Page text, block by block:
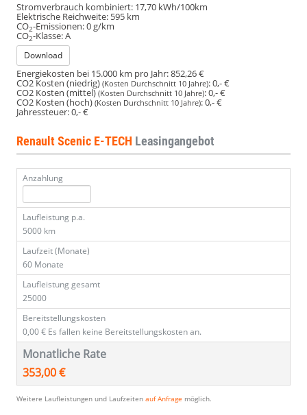
Stromverbrauch kombiniert: 17,70 kWh/100km
Elektrische Reichweite: 595 km
CO2-Emissionen:0 g/km
CO2-Klasse:A
Download
Energiekosten bei 15.000 km pro Jahr:852,26 €
CO2 Kosten (niedrig) (Kosten Durchschnitt 10 Jahre):0,- €
CO2 Kosten (mittel)(Kosten Durchschnitt 10 Jahre):0,- €
CO2 Kosten (hoch) (Kosten Durchschnitt 10 Jahre):0,- €
Jahressteuer:0,- €
Renault Scenic E-TECH Leasingangebot
Anzahlung
Laufleistung p.a.
5000 km
Laufzeit (Monate)
60 Monate
Laufleistung gesamt
25000
Bereitstellungskosten
0,00 € Es fallen keine Bereitstellungskosten an.
Monatliche Rate
353,00 €
Weitere Laufleistungen und Laufzeiten auf Anfrage möglich.